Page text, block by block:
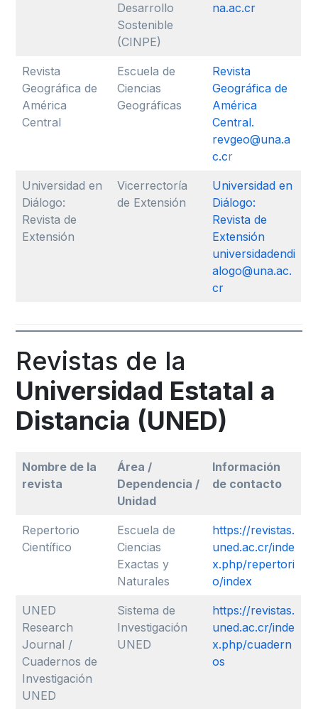
Desarrollo
Sostenible
(CINPE)
na.ac.cr
Revista
Geográfica de
América
Central
Escuela de
Ciencias
Geográficas
Revista
Geográfica de
América
Central.
revgeo@una.a
c.cr
Universidad en
Diálogo:
Revista de
Extensión
Vicerrectoría
de Extensión
Universidad en
Diálogo:
Revista de
Extensión
universidadendi
alogo@una.ac.
cr
Revistas de la
Universidad Estatal a
Distancia (UNED)
Nombre de la
revista
Área /
Dependencia /
Unidad
Información
de contacto
Repertorio
Científico
Escuela de
Ciencias
Exactas y
Naturales
https://revistas.
uned.ac.cr/inde
x.php/repertori
o/index
UNED
Research
Journal /
Cuadernos de
Investigación
UNED
Sistema de
Investigación
UNED
https://revistas.
uned.ac.cr/inde
x.php/cuadern
os